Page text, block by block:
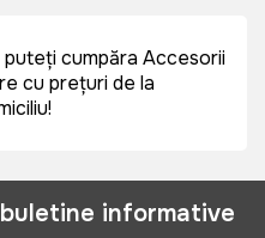
puteți cumpăra Accesorii
cu prețuri de la
informative